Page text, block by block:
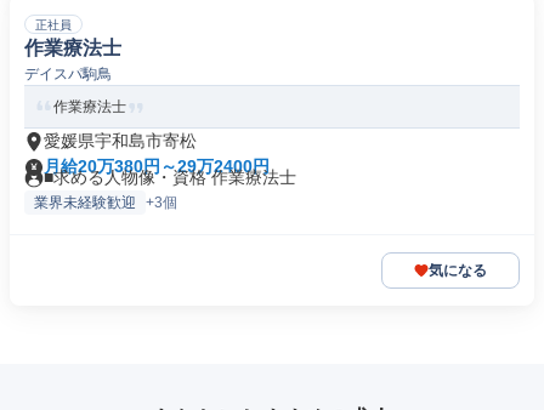
正社員
作業療法士
デイスパ駒鳥
作業療法士
愛媛県宇和島市寄松
月給20万380円～29万2400円
■求める人物像・資格 作業療法士
業界未経験歓迎 +3個
気になる